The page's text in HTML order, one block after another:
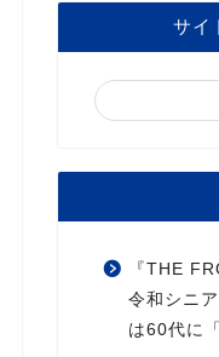
サイ
『THE
令和シニ
は60代に